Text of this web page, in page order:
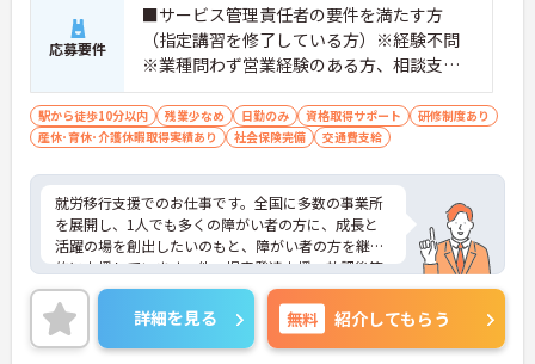
・全施設がバリアフリー設計かつ最新設備を備えて
おり、清潔感にあふれた美しい環境です。ハード面
に加え、ソフト面でも「献立の事前決定・レシピ完
備」により現場の負担が大幅に軽減されています。
ご利用者様の安全性はもちろん、働くスタッフにと
っても身体的負担が少なく、高いモチベーションを
保って業務に集中できます。
応募要件
■サービス管理責任者の要件を満たす方
（指定講習を修了している方）※経験不問
※業種問わず営業経験のある方、相談支
援・直接支援の経験がある方歓迎
駅から徒歩10分以内 残業少なめ 日勤のみ 資格取得サポート
研修制度あり
産休･育休･介護休暇取得実績あり
社会保険完備 交通費支給
就労移行支援でのお仕事です。全国に多数の事業所
を展開し、1人でも多くの障がい者の方に、成長と
活躍の場を創出したいのもと、障がい者の方を継続
的に支援しています。他、児童発達支援、放課後等
デイサービスも展開しており安定感も抜群です。
ご興味ある方には、面接対策ポイントなど、さらに
詳細をお話しいたしますのでお気軽にご相談くださ
い！
詳細を見る 無料 紹介してもらう